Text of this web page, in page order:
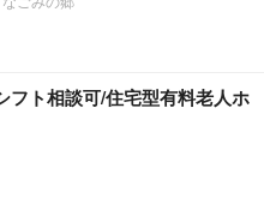
フト相談可/住宅型有料老人ホ